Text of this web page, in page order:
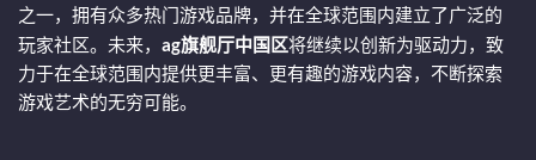
之一，拥有众多热门游戏品牌，并在全球范围内建立了广泛的
玩家社区。未来， ag旗舰厅中国区将继续以创新为驱动力，致
力于在全球范围内提供更丰富、更有趣的游戏内容，不断探索
游戏艺术的无穷可能。